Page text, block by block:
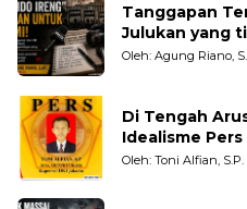
Tanggapan
Julukan yang tidak Adil untuk Wartawan,
Pengamat dan
Oleh: Agung Riano,
Di Tengah
Idealisme
Oleh: Toni Alfian, S.P.